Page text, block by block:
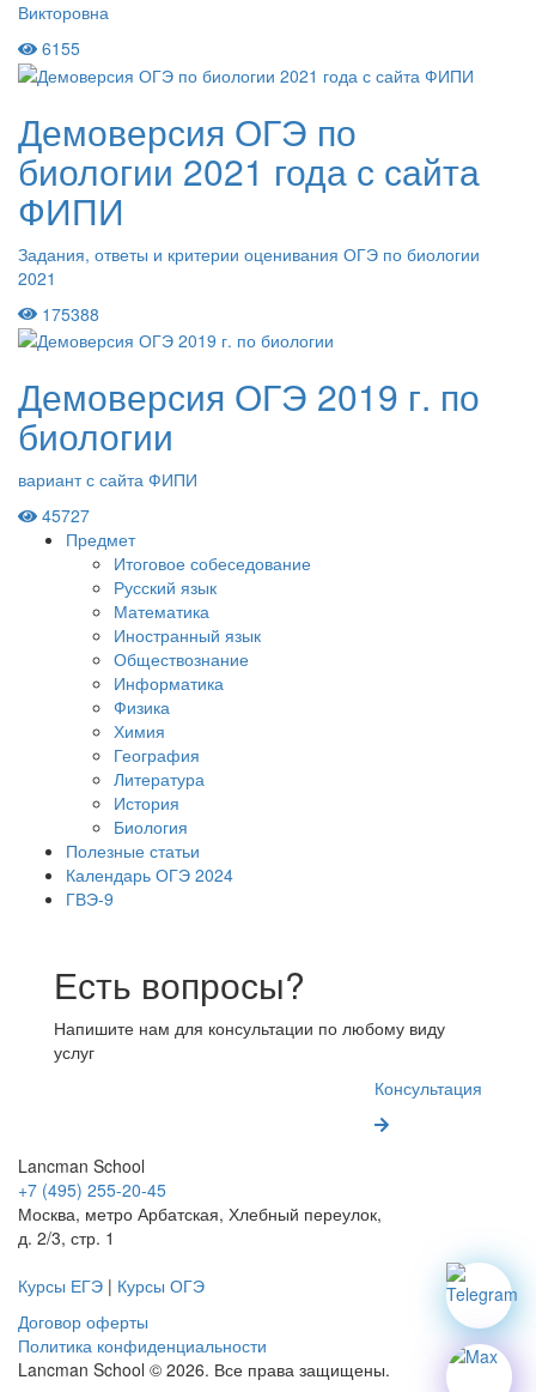
Викторовна
6155
Демоверсия ОГЭ по
биологии 2021 года с сайта
ФИПИ
Задания, ответы и критерии оценивания ОГЭ по биологии
2021
175388
Демоверсия ОГЭ 2019 г. по
биологии
вариант с сайта ФИПИ
45727
Предмет
Итоговое собеседование
Русский язык
Математика
Иностранный язык
Обществознание
Информатика
Физика
Химия
География
Литература
История
Биология
Полезные статьи
Календарь ОГЭ 2024
ГВЭ-9
Есть вопросы?
Напишите нам для консультации по любому виду
услуг
Консультация
Lancman School
+7 (495) 255-20-45
Москва, метро Арбатская, Хлебный переулок,
д. 2/3, стр. 1
Курсы ЕГЭ | Курсы ОГЭ
Договор оферты
Политика конфиденциальности
Lancman School © 2026. Все права защищены.